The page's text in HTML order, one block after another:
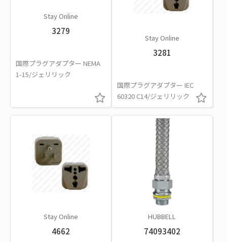
Stay Online
3279
国際プラグアダプター NEMA
1-15/ジェリリック
Stay Online
3281
国際プラグアダプター IEC
60320 C14/ジェリリック
Stay Online
4662
HUBBELL
74093402